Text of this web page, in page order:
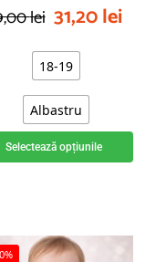
lei 31,20lei
18-19
Albastru
Selectează opțiunile